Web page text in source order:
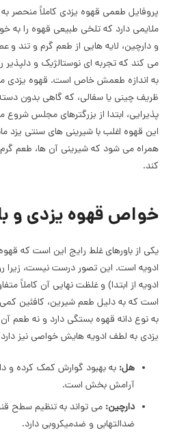
پروفایل طعمی قهوه یزدی کاملاً منحصر
ملایمی دارد که تلخی طبیعی قهوه را
و دارچین، لایه هایی از طعم گرم و تند
می کند که تجربه ای نوستالژیک و دلپذیر
به اندازه طعمش خاص است. قهوه یزدی
ظریف چینی یا سفالی، که گاهی بدون
پذیرایی، ابتدا از بزرگترهای مجلس شروع
این قهوه اغلب با شیرینی های سنتی یزد
همراه می شود که شیرینی آن ها، طعم
کند.
خواص قهوه یزدی و
یکی از باورهای غلط رایج این است که
ادویه است. این تصور درست نیست،
ادویه از ابتدا) و غلظت نهایی آن کاملاً
است که به دلیل طعم شیرین، کافئین کمی
به نوع دانه قهوه بستگی دارد و نه طعم
یزدی به لطف ادویه هایش خواصی نیز
هل: به بهبود گوارش کمک کرده و
آرامش بخش است.
دارچین: می تواند به تنظیم سطح
ضدالتهابی و ضدمیکروبی دارد.